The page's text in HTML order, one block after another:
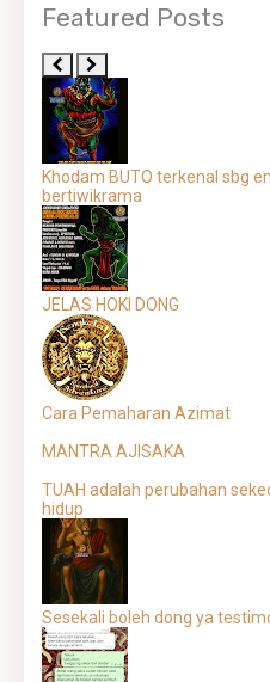
Featured Posts
Khodam BUTO terkenal sbg
bertiwikrama
JELAS HOKI DONG
Cara Pemaharan Azimat
MANTRA AJISAKA
TUAH adalah perubahan
hidup
Sesekali boleh dong ya